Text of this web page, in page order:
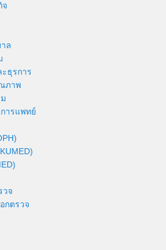
ล
ธุรการ
ภาพ
ารแพทย์
วจ
กตรวจ